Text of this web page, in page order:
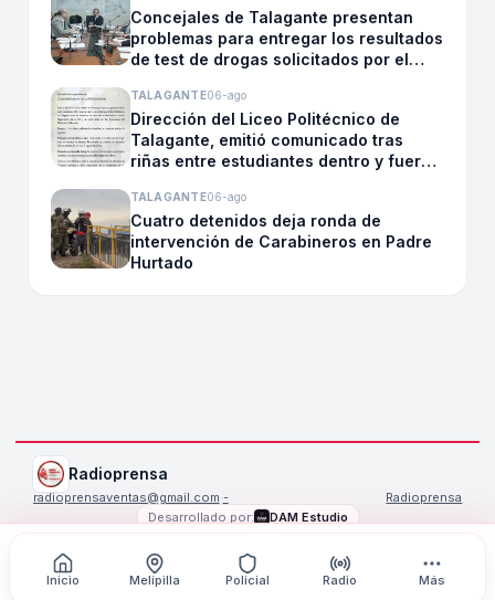
Concejales de Talagante presentan
problemas para entregar los resultados
de test de drogas solicitados por el
TALAGANTE06-ago
Dirección del Liceo Politécnico de
Talagante, emitió comunicado tras
riñas entre estudiantes dentro y fuera
TALAGANTE06-ago
Cuatro detenidos deja ronda de
intervención de Carabineros en Padre
Hurtado
Radioprensa
radioprensaventas@gmail.com·-
Radioprensa
Desarrollado por:
DAM Estudio
2026 Radioprensa . Todos los derechos reservados.
Inicio
Melipilla Policial Radio Más